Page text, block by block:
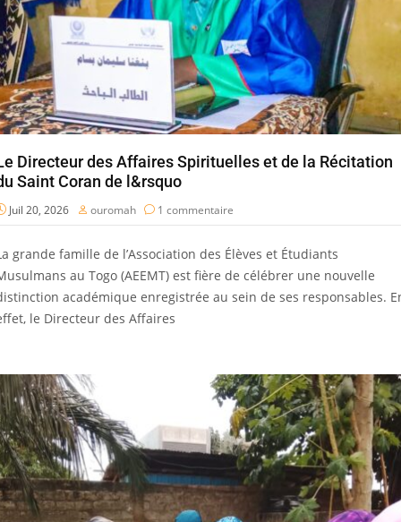
Directeur des Affaires Spirituelles et de la Récitation
Saint Coran de l&rsquo
Juil 20, 2026 ouromah 1 commentaire
grande famille de l’Association des Élèves et Étudiants
au Togo (AEEMT) est fière de célébrer une nouvelle
académique enregistrée au sein de ses responsables.
le Directeur des Affaires